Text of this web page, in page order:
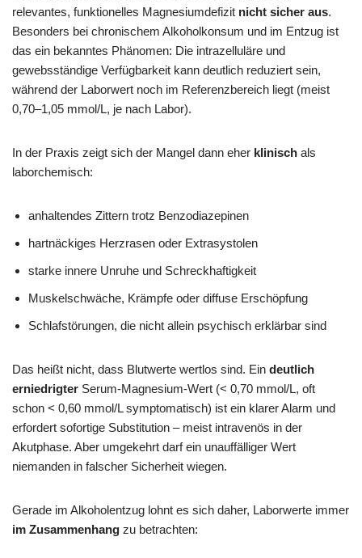
relevantes, funktionelles Magnesiumdefizit nicht sicher aus.
Besonders bei chronischem Alkoholkonsum und im Entzug ist
das ein bekanntes Phänomen: Die intrazelluläre und
gewebsständige Verfügbarkeit kann deutlich reduziert sein,
während der Laborwert noch im Referenzbereich liegt (meist
0,70–1,05 mmol/L, je nach Labor).
In der Praxis zeigt sich der Mangel dann eher klinisch als
laborchemisch:
anhaltendes Zittern trotz Benzodiazepinen
hartnäckiges Herzrasen oder Extrasystolen
starke innere Unruhe und Schreckhaftigkeit
Muskelschwäche, Krämpfe oder diffuse Erschöpfung
Schlafstörungen, die nicht allein psychisch erklärbar sind
Das heißt nicht, dass Blutwerte wertlos sind. Ein deutlich
erniedrigter Serum-Magnesium-Wert (< 0,70 mmol/L, oft
schon < 0,60 mmol/L symptomatisch) ist ein klarer Alarm und
erfordert sofortige Substitution – meist intravenös in der
Akutphase. Aber umgekehrt darf ein unauffälliger Wert
niemanden in falscher Sicherheit wiegen.
Gerade im Alkoholentzug lohnt es sich daher, Laborwerte immer
im Zusammenhang zu betrachten: